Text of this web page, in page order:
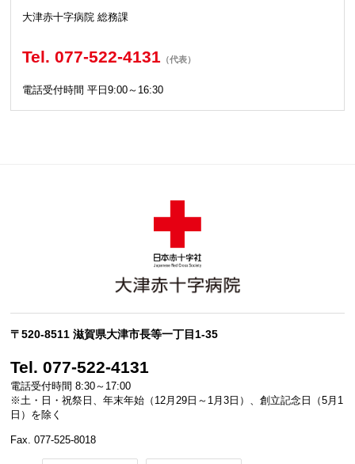
大津赤十字病院 総務課
Tel. 077-522-4131 （代表）
電話受付時間 平日9:00～16:30
〒520-8511 滋賀県大津市長等一丁目1-35
Tel. 077-522-4131
電話受付時間 8:30～17:00
※土・日・祝祭日、年末年始（12月29日～1月3日）、創立記念日（5月1
日）を除く
Fax. 077-525-8018